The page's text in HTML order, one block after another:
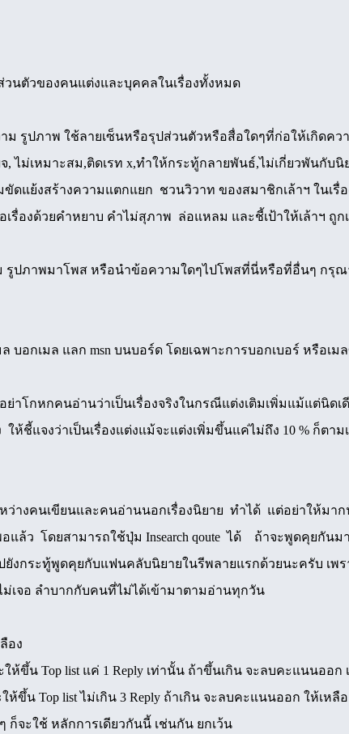
วนตัวของคนแต่งและบุคคลในเรื่องทั้งหมด
ม รูปภาพ ใช้ลายเซ็นหรือรุปส่วนตัวหรือสื่อใดๆที่ก่อให้เกิดค
จ, ไม่เหมาะสม,ติดเรท x,ทำให้กระทู้กลายพันธ์,ไม่เกี่ยวพันกั
ขัดแย้งสร้างความแตกแยก ชวนวิวาท ของสมาชิกเล้าฯ ในเ
เรื่องด้วยคำหยาบ คำไม่สุภาพ ล่อแหลม และชี้เป้าให้เล้าฯ ถูก
รูปภาพมาโพส หรือนำข้อความใดๆไปโพสที่นี่หรือที่อื่นๆ กรุ
บอกเมล แลก msn บนบอร์ด โดยเฉพาะการบอกเบอร์ หรือเ
าโกหกคนอ่านว่าเป็นเรื่องจริงในกรณีแต่งเติมเพิ่มแม้แต่นิดเดี
ให้ชี้แจงว่าเป็นเรื่องแต่งแม้จะแต่งเพิ่มขึ้นแค่ไม่ถึง 10 % ก็ตา
ว่างคนเขียนและคนอ่านนอกเรื่องนิยาย ทำได้ แต่อย่าให้มา
อแล้ว โดยสามารถใช้ปุ่ม Insearch qoute ได้ ถ้าจะพูดคุยกั
ยังกระทู้พูดคุยกับแฟนคลับนิยายในรีพลายแรกด้วยนะครับ เ
เจอ ลำบากกับคนที่ไม่ได้เข้ามาตามอ่านทุกวัน
อง
ขึ้น Top list แค่ 1 Reply เท่านั้น ถ้าขึ้นเกิน จะลบคะแนนออก
ห้ขึ้น Top list ไม่เกิน 3 Reply ถ้าเกิน จะลบคะแนนออก ให้เห
ก็จะใช้ หลักการเดียวกันนี้ เช่นกัน ยกเว้น